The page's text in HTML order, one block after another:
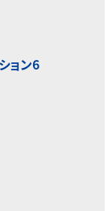
ョン6